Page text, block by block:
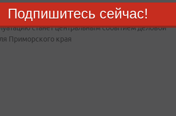
участие в запуске НЗМУ на ВЭФ
станет центральным событием деловой
Приморского края
Подпишитесь сейчас!